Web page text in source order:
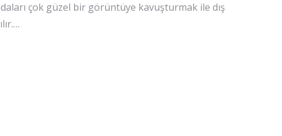
çok güzel bir görüntüye kavuşturmak ile dış